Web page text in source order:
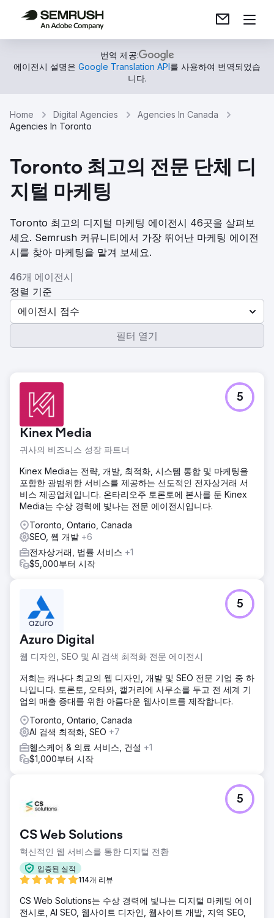
번역 제공:
에이전시 설명은 Google Translation API를 사용하여 번역되었습
니다.
Home Digital Agencies
Agencies In Canada
Agencies In Toronto
Toronto 최고의 전문 단체 디
지털 마케팅
Toronto 최고의 디지털 마케팅 에이전시 46곳을 살펴보
세요. Semrush 커뮤니티에서 가장 뛰어난 마케팅 에이전
시를 찾아 마케팅을 맡겨 보세요.
46개 에이전시
정렬 기준
에이전시 점수
필터 열기
Kinex Media
귀사의 비즈니스 성장 파트너
5
Kinex Media는 전략, 개발, 최적화, 시스템 통합 및 마케팅을
포함한 광범위한 서비스를 제공하는 선도적인 전자상거래 서
비스 제공업체입니다. 온타리오주 토론토에 본사를 둔 Kinex
Media는 수상 경력에 빛나는 전문 에이전시입니다.
Toronto, Ontario, Canada
SEO, 웹 개발 +6
전자상거래, 법률 서비스 +1
$5,000부터 시작
Azuro Digital
웹 디자인, SEO 및 AI 검색 최적화 전문 에이전시
5
저희는 캐나다 최고의 웹 디자인, 개발 및 SEO 전문 기업 중 하
나입니다. 토론토, 오타와, 캘거리에 사무소를 두고 전 세계 기
업의 매출 증대를 위한 아름다운 웹사이트를 제작합니다.
Toronto, Ontario, Canada
AI 검색 최적화, SEO +7
헬스케어 & 의료 서비스, 건설 +1
$1,000부터 시작
CS Web Solutions
혁신적인 웹 서비스를 통한 디지털 전환
입증된 실적
114개 리뷰
5
CS Web Solutions는 수상 경력에 빛나는 디지털 마케팅 에이
전시로, AI SEO, 웹사이트 디자인, 웹사이트 개발, 지역 SEO,